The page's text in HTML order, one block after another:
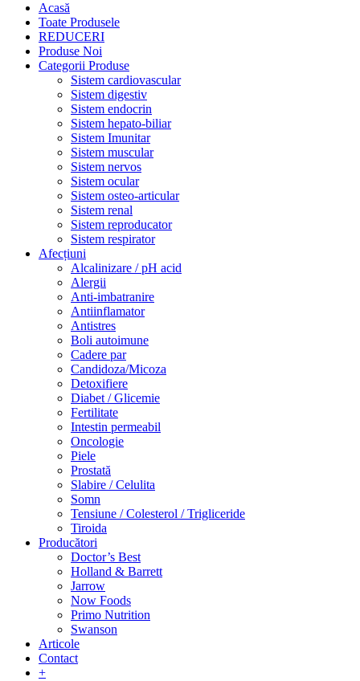
Acasă
Toate Produsele
REDUCERI
Produse Noi
Categorii Produse
Sistem cardiovascular
Sistem digestiv
Sistem endocrin
Sistem hepato-biliar
Sistem Imunitar
Sistem muscular
Sistem nervos
Sistem ocular
Sistem osteo-articular
Sistem renal
Sistem reproducator
Sistem respirator
Afecțiuni
Alcalinizare / pH acid
Alergii
Anti-imbatranire
Antiinflamator
Antistres
Boli autoimune
Cadere par
Candidoza/Micoza
Detoxifiere
Diabet / Glicemie
Fertilitate
Intestin permeabil
Oncologie
Piele
Prostată
Slabire / Celulita
Somn
Tensiune / Colesterol / Trigliceride
Tiroida
Producători
Doctor’s Best
Holland & Barrett
Jarrow
Now Foods
Primo Nutrition
Swanson
Articole
Contact
+